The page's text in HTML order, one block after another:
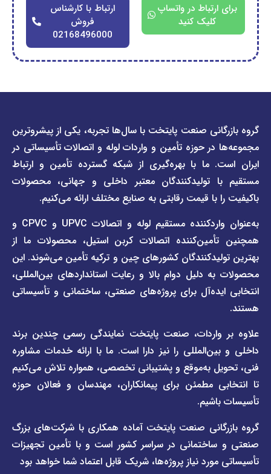
ارتباط با کارشناس
02168496000
در واتساپ
کلیک کنید
صنعت پایتخت با سال‌ها تجربه، یکی از پیشروترین
حوزه تأمین و واردات لوله و اتصالات تأسیساتی در
ما با بهره‌گیری از شبکه گسترده تأمین و ارتباط
تولیدکنندگان معتبر داخلی و جهانی، محصولات
با قیمت رقابتی به صنایع مختلف ارائه می‌کنیم.
به‌عنوان واردکننده مستقیم لوله و اتصالات UPVC و CPVC و
اتصالات کربن استیل، محصولات ما از
کشورهای چین و ترکیه تأمین می‌شوند. این
دلیل دوام بالا و رعایت استانداردهای بین‌المللی،
برای پروژه‌های صنعتی، ساختمانی و تأسیساتی
صنعت پایتخت نمایندگی رسمی چندین برند
را نیز دارا است. ما با ارائه خدمات مشاوره
به‌موقع و پشتیبانی تخصصی، همواره تلاش می‌کنیم
مطمئن برای پیمانکاران، مهندسان و فعالان حوزه
صنعت پایتخت آماده همکاری با شرکت‌های بزرگ
در سراسر کشور است و با تأمین تجهیزات
نیاز پروژه‌ها، شریک قابل اعتماد شما خواهد بود
دسترسی
سریع
صفحه
لیست
قیمت
صفحه
برند
پیمتاش
صفحه
برند
فاراب
اطلس
پول
دسترسی
سریع
درباره
ما
قوانین
و
مقررات
وبلاگ
خبری